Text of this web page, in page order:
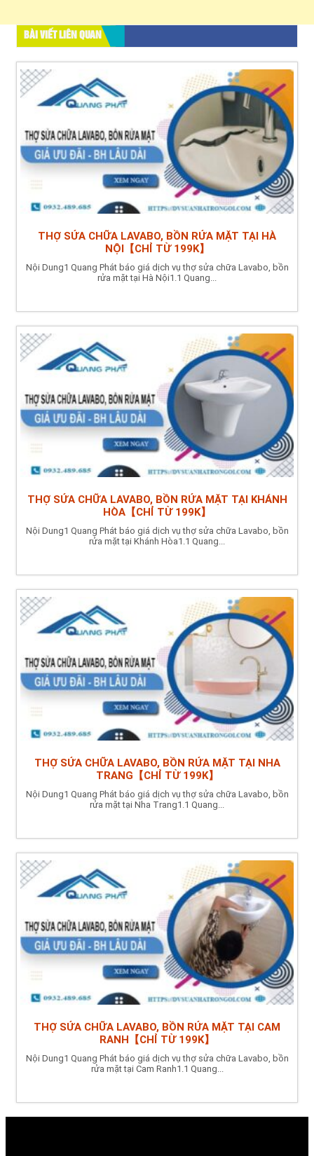
BÀI VIẾT LIÊN QUAN
THỢ SỬA CHỮA LAVABO, BỒN RỬA MẶT TẠI HÀ
NỘI【CHỈ TỪ 199K】
Nội Dung1 Quang Phát báo giá dịch vụ thợ sửa chữa Lavabo, bồn
rửa mặt tại Hà Nội1.1 Quang...
THỢ SỬA CHỮA LAVABO, BỒN RỬA MẶT TẠI KHÁNH
HÒA【CHỈ TỪ 199K】
Nội Dung1 Quang Phát báo giá dịch vụ thợ sửa chữa Lavabo, bồn
rửa mặt tại Khánh Hòa1.1 Quang...
THỢ SỬA CHỮA LAVABO, BỒN RỬA MẶT TẠI NHA
TRANG【CHỈ TỪ 199K】
Nội Dung1 Quang Phát báo giá dịch vụ thợ sửa chữa Lavabo, bồn
rửa mặt tại Nha Trang1.1 Quang...
THỢ SỬA CHỮA LAVABO, BỒN RỬA MẶT TẠI CAM
RANH【CHỈ TỪ 199K】
Nội Dung1 Quang Phát báo giá dịch vụ thợ sửa chữa Lavabo, bồn
rửa mặt tại Cam Ranh1.1 Quang...